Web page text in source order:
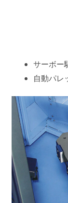
サーボー
自動パレ